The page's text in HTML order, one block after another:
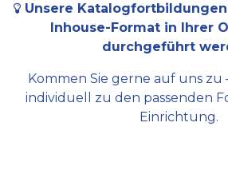
Unsere
Inhouse-Format in Ihrer
durchgeführt
Kommen Sie gerne auf uns zu
individuell zu den passenden
Einrichtung.